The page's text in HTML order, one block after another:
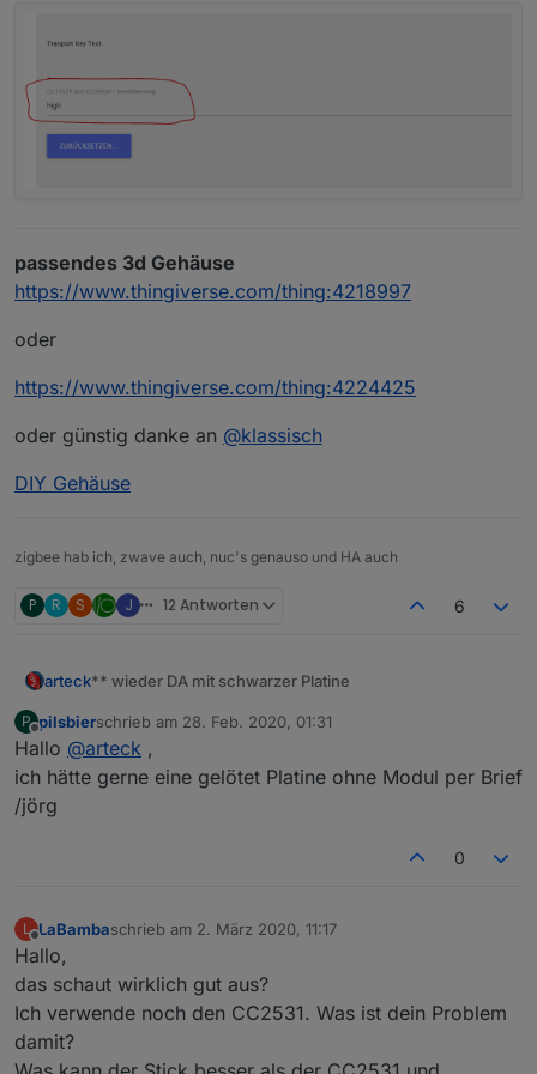
passendes 3d Gehäuse
https://www.thingiverse.com/thing:4218997
oder
https://www.thingiverse.com/thing:4224425
oder günstig danke an @klassisch
DIY Gehäuse
zigbee hab ich, zwave auch, nuc's genauso und HA auch
P R S J 12 Antworten 6
arteck** wieder DA mit schwarzer Platine
P
Offline
pilsbierschrieb am 28. Feb. 2020, 01:31
zuletzt editiert von
Hallo @arteck ,
ich hätte gerne eine gelötet Platine ohne Modul per Brief
/jörg
0
L
Offline
LaBambaschrieb am 2. März 2020, 11:17
zuletzt editiert von
Hallo,
das schaut wirklich gut aus?
Ich verwende noch den CC2531. Was ist dein Problem
damit?